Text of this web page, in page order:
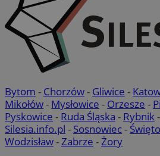
Bytom - Chorzów- Gliwice -
Mikołów- Mysłowice - Orzesze -
Pyskowice - Ruda Śląska - Rybnik-
Silesia.info.pl - Sosnowiec-
Wodzisław-Zabrze -Żory